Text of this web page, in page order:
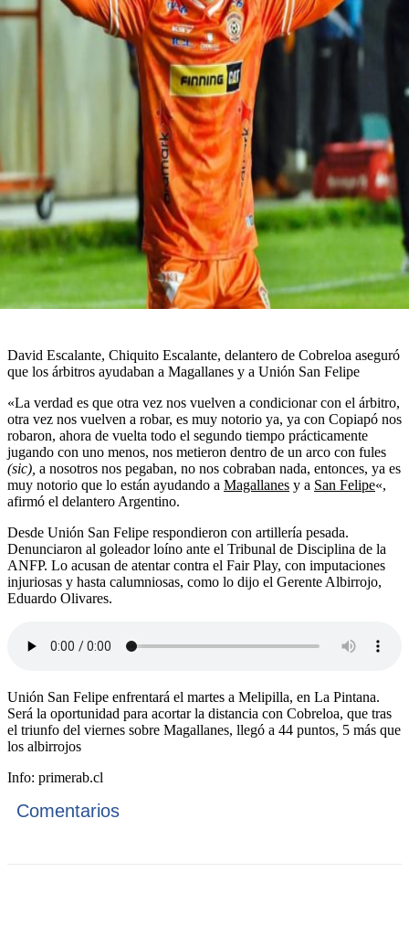
David Escalante, Chiquito Escalante, delantero de Cobreloa aseguró
que los árbitros ayudaban a Magallanes y a Unión San Felipe
«La verdad es que otra vez nos vuelven a condicionar con el árbitro,
otra vez nos vuelven a robar, es muy notorio ya, ya con Copiapó nos
robaron, ahora de vuelta todo el segundo tiempo prácticamente
jugando con uno menos, nos metieron dentro de un arco con fules
(sic), a nosotros nos pegaban, no nos cobraban nada, entonces, ya es
muy notorio que lo están ayudando a Magallanes y a San Felipe«,
afirmó el delantero Argentino.
Desde Unión San Felipe respondieron con artillería pesada.
Denunciaron al goleador loíno ante el Tribunal de Disciplina de la
ANFP. Lo acusan de atentar contra el Fair Play, con imputaciones
injuriosas y hasta calumniosas, como lo dijo el Gerente Albirrojo,
Eduardo Olivares.
Unión San Felipe enfrentará el martes a Melipilla, en La Pintana.
Será la oportunidad para acortar la distancia con Cobreloa, que tras
el triunfo del viernes sobre Magallanes, llegó a 44 puntos, 5 más que
los albirrojos
Info: primerab.cl
Comentarios